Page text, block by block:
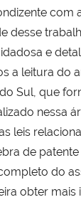
com
desse
e
a leitura do
Sul, que
nessa
leis
de
do
obter mais